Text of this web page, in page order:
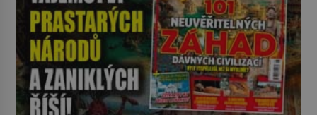
zastáncem stoicismu, učení, […]